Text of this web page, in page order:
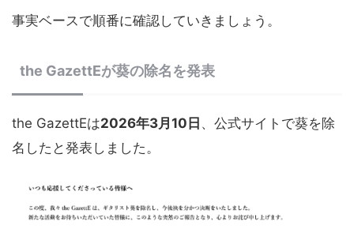
事実ベースで順番に確認していきましょう。
the GazettEが葵の除名を発表
the GazettEは2026年3月10日 、公式サイトで葵を除
名したと発表しました。